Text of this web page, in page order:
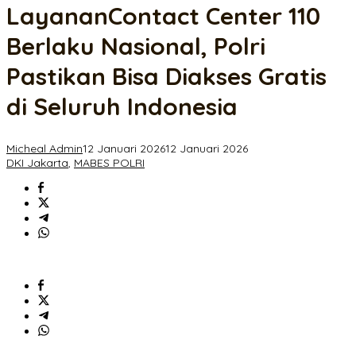
Berlaku
Polri
Bisa
Gratis
Indonesia
LayananContact Center 110
Berlaku Nasional, Polri
Pastikan Bisa Diakses Gratis
di Seluruh Indonesia
Micheal Admin12 Januari 202612 Januari 2026
DKI Jakarta, MABES POLRI